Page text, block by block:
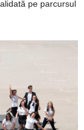
pe parcursul